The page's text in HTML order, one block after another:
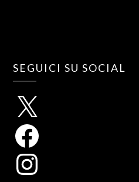
SEGUICI SU SOCIAL